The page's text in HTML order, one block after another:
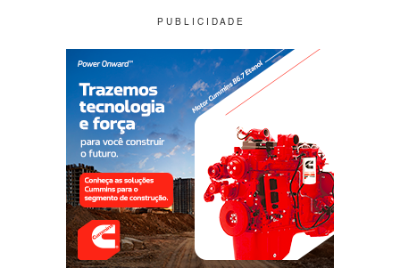
P U B L I C I D A D E